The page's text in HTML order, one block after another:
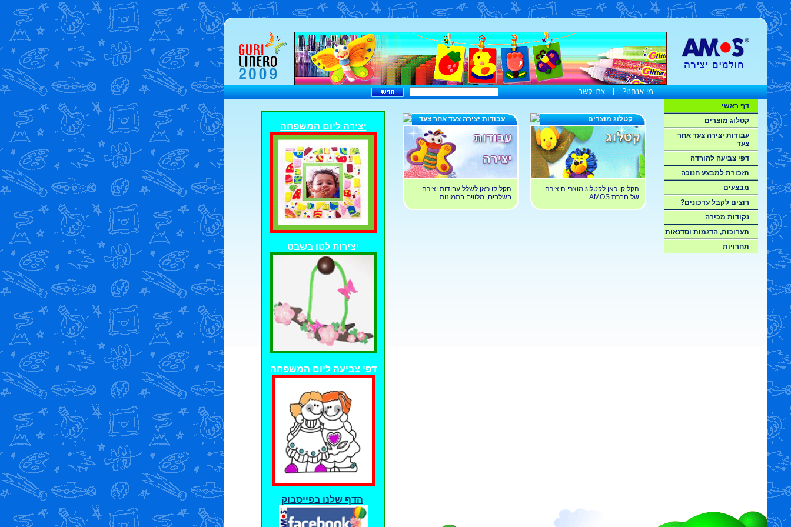
מי אנחנו? | צרו קשר
דף ראשי
קטלוג מוצרים
עבודות יצירה צעד אחר
צעד
דפי צביעה להורדה
תזכורת למבצע חנוכה
מבצעים
רוצים לקבל עדכונים?
נקודות מכירה
תערוכות, הדגמות וסדנאות
תחרויות
קטלוג מוצרים
הקליקו כאן לקטלוג מוצרי היצירה
של חברת AMOS .
עבודות יצירה צעד אחר צעד
הקליקו כאן לשלל עבודות יצירה
בשלבים, מלווים בתמונות.
יצירה ליום המשפחה
יצירות לטו בשבט
דפי צביעה ליום המשפחה
הדף שלנו בפייסבוק